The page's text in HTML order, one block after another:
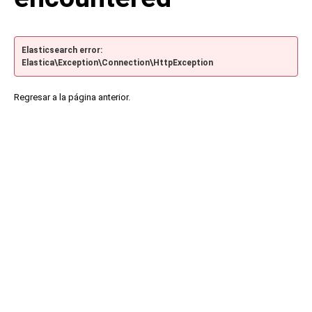
Elasticsearch error:
Elastica\Exception\Connection\HttpException
Regresar a la página anterior.